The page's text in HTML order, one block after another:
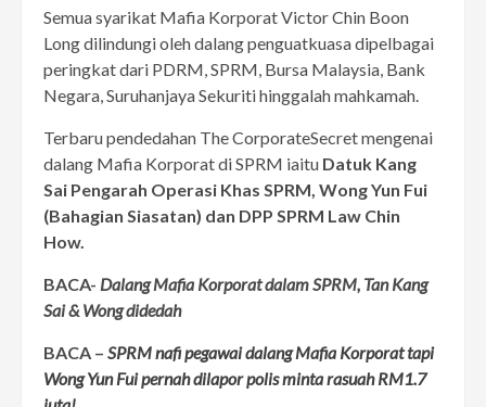
Semua syarikat Mafia Korporat Victor Chin Boon
Long dilindungi oleh dalang penguatkuasa dipelbagai
peringkat dari PDRM, SPRM, Bursa Malaysia, Bank
Negara, Suruhanjaya Sekuriti hinggalah mahkamah.
Terbaru pendedahan The CorporateSecret mengenai
dalang Mafia Korporat di SPRM iaitu Datuk Kang
Sai Pengarah Operasi Khas SPRM, Wong Yun Fui
(Bahagian Siasatan) dan DPP SPRM Law Chin
How.
BACA- Dalang Mafia Korporat dalam SPRM, Tan Kang
Sai & Wong didedah
BACA – SPRM nafi pegawai dalang Mafia Korporat tapi
Wong Yun Fui pernah dilapor polis minta rasuah RM1.7